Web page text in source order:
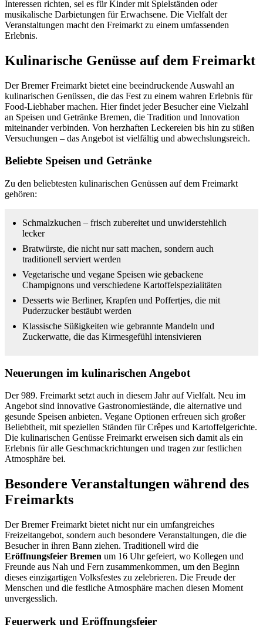
Interessen richten, sei es für Kinder mit Spielständen oder
musikalische Darbietungen für Erwachsene. Die Vielfalt der
Veranstaltungen macht den Freimarkt zu einem umfassenden
Erlebnis.
Kulinarische Genüsse auf dem Freimarkt
Der Bremer Freimarkt bietet eine beeindruckende Auswahl an
kulinarischen Genüssen, die das Fest zu einem wahren Erlebnis für
Food-Liebhaber machen. Hier findet jeder Besucher eine Vielzahl
an Speisen und Getränke Bremen, die Tradition und Innovation
miteinander verbinden. Von herzhaften Leckereien bis hin zu süßen
Versuchungen – das Angebot ist vielfältig und abwechslungsreich.
Beliebte Speisen und Getränke
Zu den beliebtesten kulinarischen Genüssen auf dem Freimarkt
gehören:
Schmalzkuchen – frisch zubereitet und unwiderstehlich
lecker
Bratwürste, die nicht nur satt machen, sondern auch
traditionell serviert werden
Vegetarische und vegane Speisen wie gebackene
Champignons und verschiedene Kartoffelspezialitäten
Desserts wie Berliner, Krapfen und Poffertjes, die mit
Puderzucker bestäubt werden
Klassische Süßigkeiten wie gebrannte Mandeln und
Zuckerwatte, die das Kirmesgefühl intensivieren
Neuerungen im kulinarischen Angebot
Der 989. Freimarkt setzt auch in diesem Jahr auf Vielfalt. Neu im
Angebot sind innovative Gastronomiestände, die alternative und
gesunde Speisen anbieten. Vegane Optionen erfreuen sich großer
Beliebtheit, mit speziellen Ständen für Crêpes und Kartoffelgerichte.
Die kulinarischen Genüsse Freimarkt erweisen sich damit als ein
Erlebnis für alle Geschmackrichtungen und tragen zur festlichen
Atmosphäre bei.
Besondere Veranstaltungen während des
Freimarkts
Der Bremer Freimarkt bietet nicht nur ein umfangreiches
Freizeitangebot, sondern auch besondere Veranstaltungen, die die
Besucher in ihren Bann ziehen. Traditionell wird die
Eröffnungsfeier Bremen um 16 Uhr gefeiert, wo Kollegen und
Freunde aus Nah und Fern zusammenkommen, um den Beginn
dieses einzigartigen Volksfestes zu zelebrieren. Die Freude der
Menschen und die festliche Atmosphäre machen diesen Moment
unvergesslich.
Feuerwerk und Eröffnungsfeier